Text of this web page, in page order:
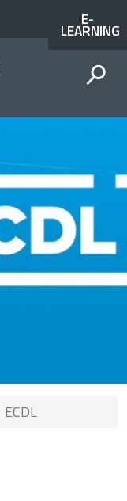
AI
SERVIZI
SPID
E-
LEARNING
ECDL